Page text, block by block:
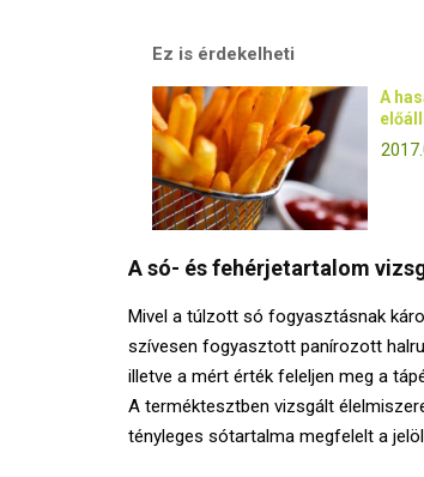
Ez is érdekelheti
A
A só- és fehérjetartalom
Mivel a túlzott só fogyasztásnak
szívesen fogyasztott panírozott
illetve a mért érték feleljen meg a
A terméktesztben vizsgált
tényleges sótartalma megfelelt a